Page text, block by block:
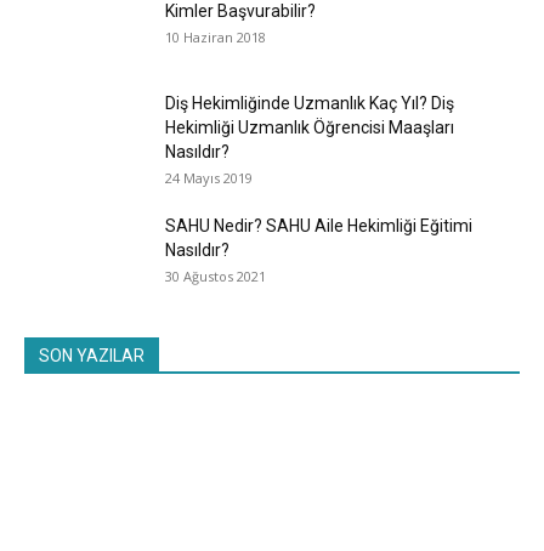
Kimler Başvurabilir?
10 Haziran 2018
Diş Hekimliğinde Uzmanlık Kaç Yıl? Diş
Hekimliği Uzmanlık Öğrencisi Maaşları
Nasıldır?
24 Mayıs 2019
SAHU Nedir? SAHU Aile Hekimliği Eğitimi
Nasıldır?
30 Ağustos 2021
SON YAZILAR